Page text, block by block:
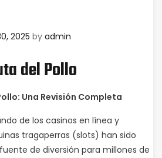
2025 by admin
del Pollo
Una Revisión Completa
de los casinos en línea y
tragaperras (slots) han sido
de diversión para millones de